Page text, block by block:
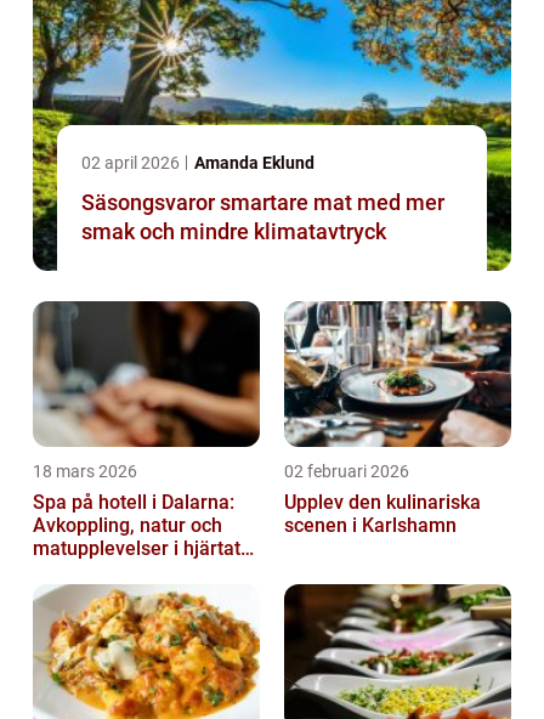
02 april 2026 Amanda Eklund
Säsongsvaror smartare mat med mer
smak och mindre klimatavtryck
18 mars 2026
Spa på hotell i Dalarna:
Avkoppling, natur och
matupplevelser i hjärtat
02 februari 2026
Upplev den kulinariska
scenen i Karlshamn